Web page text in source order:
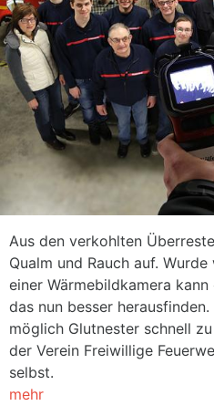
Aus den verkohlten
Qualm und Rauch auf.
einer Wärmebildkamera
das nun besser
möglich Glutnester schnell
der Verein Freiwillige
selbst.
mehr